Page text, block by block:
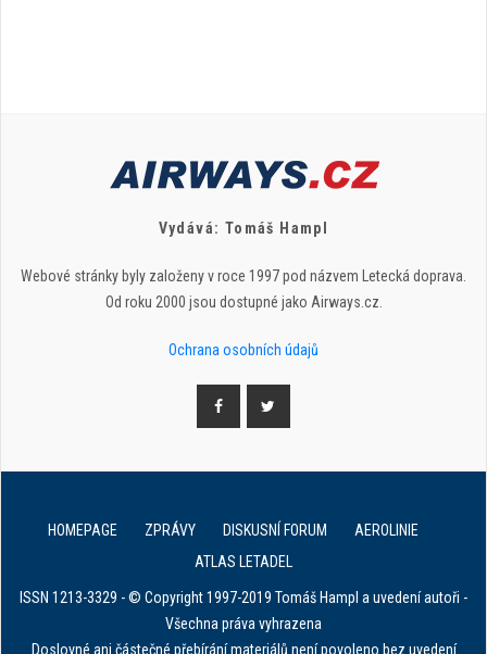
Vydává: Tomáš Hampl
Webové stránky byly založeny v roce 1997 pod názvem Letecká doprava.
Od roku 2000 jsou dostupné jako Airways.cz.
Ochrana osobních údajů
HOMEPAGE ZPRÁVY DISKUSNÍ FORUM
AEROLINIE
ATLAS LETADEL
ISSN 1213-3329 - © Copyright 1997-2019 Tomáš Hampl a uvedení autoři -
Všechna práva vyhrazena
Doslovné ani částečné přebírání materiálů není povoleno bez uvedení